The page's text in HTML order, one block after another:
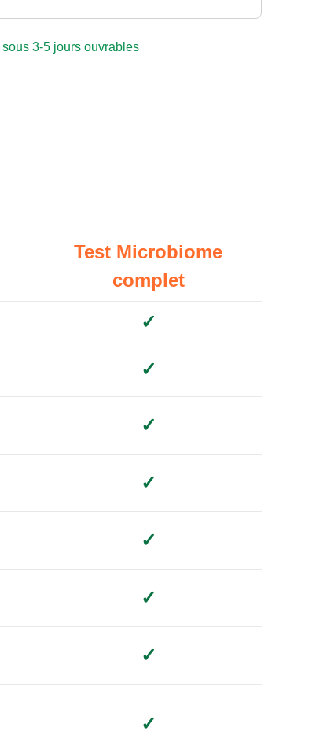
3-5 jours ouvrables
Test Microbiome
complet
✓
✓
✓
✓
✓
✓
✓
✓